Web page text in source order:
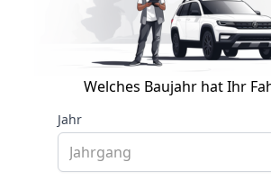
Welches Baujahr hat Ihr
Jahr